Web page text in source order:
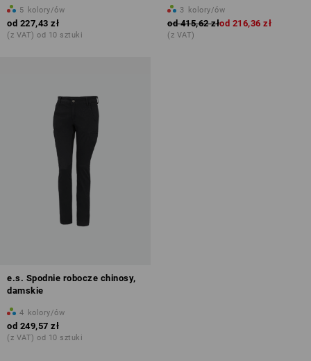
5 kolory/ów
od 227,43 zł
(z VAT) od 10 sztuki
3 kolory/ów
od 415,62 złod 216,36 zł
(z VAT)
e.s. Spodnie robocze chinosy,
damskie
4 kolory/ów
od 249,57 zł
(z VAT) od 10 sztuki